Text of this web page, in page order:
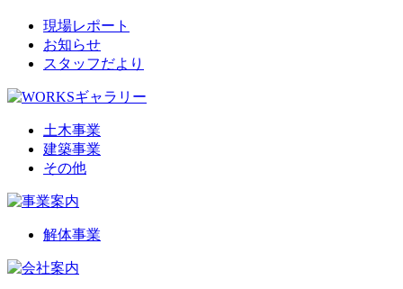
現場レポート
お知らせ
スタッフだより
土木事業
建築事業
その他
解体事業